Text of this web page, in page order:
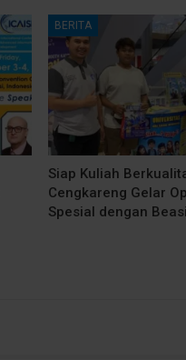
BERITA
Siap Kuliah
Cengkareng Gelar
Spesial dengan